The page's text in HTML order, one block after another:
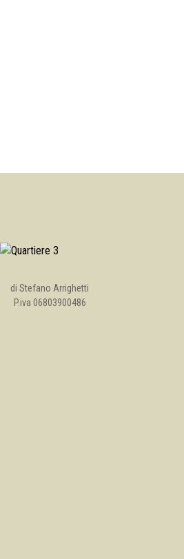
di Stefano Arrighetti
P.iva 06803900486